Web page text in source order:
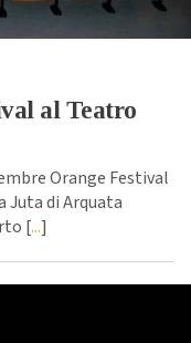
al Teatro
Orange Festival
Juta di Arquata
[...]